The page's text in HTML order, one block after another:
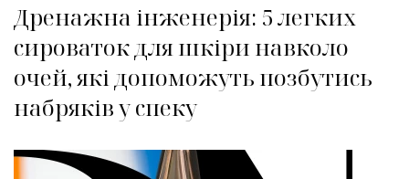
Дренажна інженерія: 5 легких
сироваток для шкіри навколо
очей, які допоможуть позбутись
набряків у спеку